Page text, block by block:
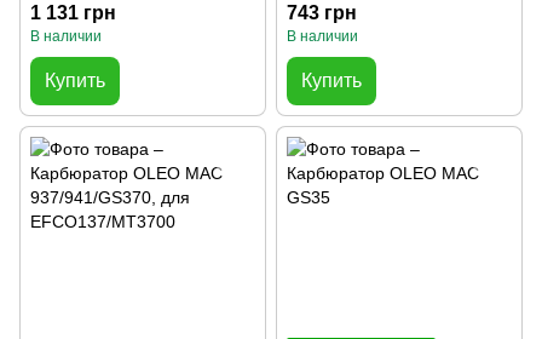
1 131 грн
В наличии
Купить
743 грн
В наличии
Купить